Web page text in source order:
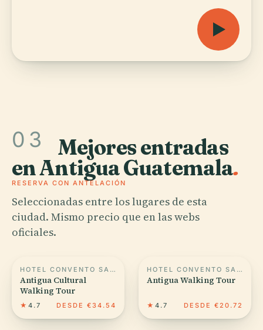
03 Mejores entradas
en Antigua Guatemala.
RESERVA CON ANTELACIÓN
Seleccionadas entre los lugares de esta
ciudad. Mismo precio que en las webs
oficiales.
HOTEL CONVENTO SANTA CATALINA
Antigua Cultural
Walking Tour
★ 4.7 DESDE €34.54
HOTEL CONVENTO SANTA CATALINA
Antigua Walking Tour
★ 4.7 DESDE €20.72